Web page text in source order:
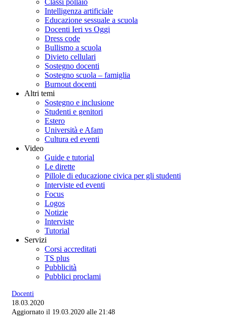
Classi pollaio
Intelligenza artificiale
Educazione sessuale a scuola
Docenti Ieri vs Oggi
Dress code
Bullismo a scuola
Divieto cellulari
Sostegno docenti
Sostegno scuola – famiglia
Burnout docenti
Altri temi
Sostegno e inclusione
Studenti e genitori
Estero
Università e Afam
Cultura ed eventi
Video
Guide e tutorial
Le dirette
Pillole di educazione civica per gli studenti
Interviste ed eventi
Focus
Logos
Notizie
Interviste
Tutorial
Servizi
Corsi accreditati
TS plus
Pubblicità
Pubblici proclami
Docenti
18.03.2020
Aggiornato il 19.03.2020 alle 21:48